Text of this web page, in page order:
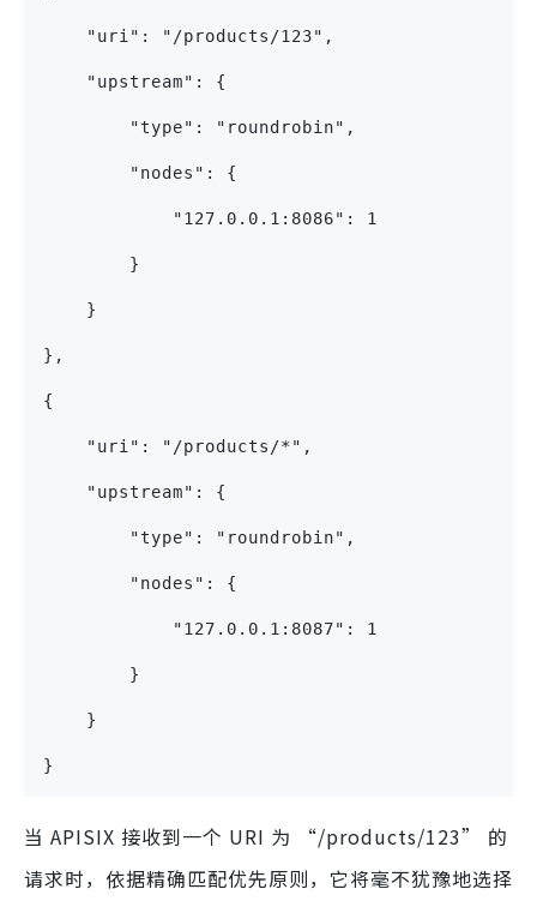
    "uri": "/products/123",
    "upstream": {
        "type": "roundrobin",
        "nodes": {
            "127.0.0.1:8086": 1
        }
    }
},
{
    "uri": "/products/*",
    "upstream": {
        "type": "roundrobin",
        "nodes": {
            "127.0.0.1:8087": 1
        }
    }
}
当 APISIX 接收到一个 URI 为 “/products/123” 的
请求时，依据精确匹配优先原则，它将毫不犹豫地选择